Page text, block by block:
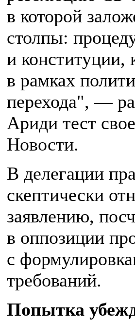
в которой
столпы:
и конституции,
в рамках
перехода", —
Ариди тест
Новости.
В делегации
скептически
заявлению,
в оппозиции
с
требований.
Попытка